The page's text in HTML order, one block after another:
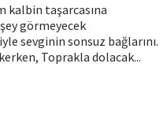
kalbin taşarcasına
görmeyecek
sevginin sonsuz bağlarını.
Toprakla dolacak...